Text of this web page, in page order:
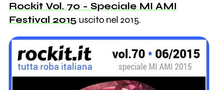
Rockit Vol. 70 - Speciale MI AMI
Festival 2015 uscito nel 2015.